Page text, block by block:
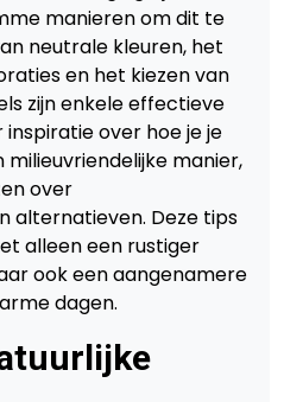
manieren om dit te
neutrale kleuren, het
en het kiezen van
zijn enkele effectieve
over hoe je je
milieuvriendelijke manier,
over
alternatieven. Deze tips
alleen een rustiger
ook een aangenamere
dagen.